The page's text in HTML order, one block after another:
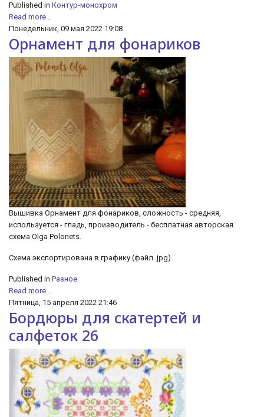
Published in Контур-монохром
Read more...
Понедельник, 09 мая 2022 19:08
Орнамент для фонариков
Вышивка Орнамент для фонариков, сложность - средняя,
используется - гладь, производитель - бесплатная авторская
схема Olga Polonets.
Cхема экспортирована в графику (файл .jpg)
Published in Разное
Read more...
Пятница, 15 апреля 2022 21:46
Бордюры для скатертей и
салфеток 26